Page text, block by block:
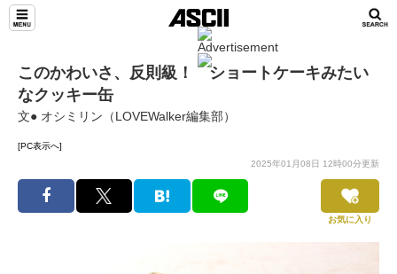
このかわいさ、反則級！ ショートケーキみたい
なクッキー缶
文● オシミリン（LOVEWalker編集部）
[PC表示へ]
2025年01月08日 12時00分更新
お気に入り